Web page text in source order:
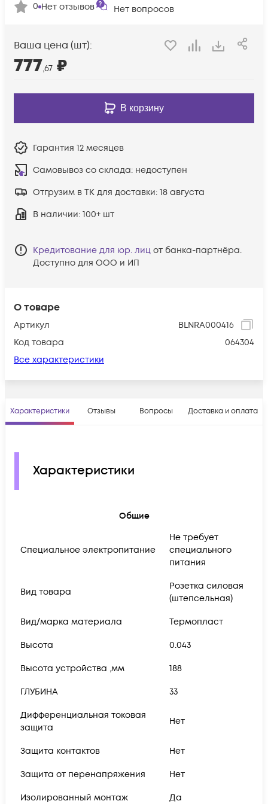
О товаре
Артикул
BLNRA000416
Код товара
064304
Все характеристики
0 Нет отзывов Нет вопросов
Ваша цена (шт):
777,67 ₽
В корзину
Гарантия 12 месяцев
Самовывоз со склада: недоступен
Отгрузим в ТК для доставки: 18 августа
В наличии: 100+ шт
Кредитование для юр. лиц от банка-партнёра.
Доступно для ООО и ИП
Характеристики Отзывы Вопросы Доставка и оплата
Характеристики
Общие
Cпециальное электропитание
Не требует
специального
питания
Вид товара
Розетка силовая
(штепсельная)
Вид/марка материала Термопласт
Высота 0.043
Высота устройства ,мм 188
ГЛУБИНА 33
Дифференциальная токовая
защита
Нет
Защита контактов Нет
Защита от перенапряжения Нет
Изолированный монтаж Да